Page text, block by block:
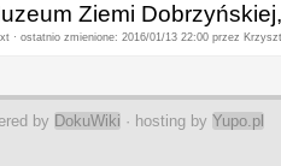
Ziemi
· ostatnio zmienione: 2016/01/13 22:00 przez
by DokuWiki · hosting by Yupo.pl